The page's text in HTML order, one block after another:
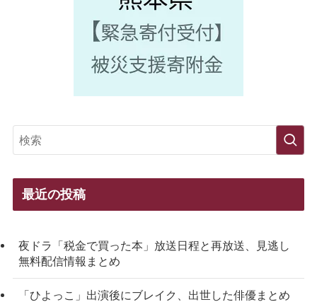
最近の投稿
夜ドラ「税金で買った本」放送日程と再放送、見逃し
無料配信情報まとめ
「ひよっこ」出演後にブレイク、出世した俳優まとめ